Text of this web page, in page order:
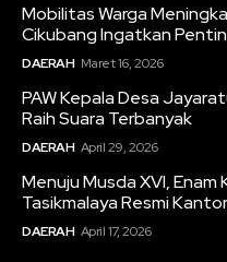
Mobilitas Warga
Cikubang Ingatkan
DAERAH Maret 16, 2026
PAW Kepala Desa
Raih Suara Terbanyak
DAERAH April 29, 2026
Menuju Musda XVI,
Tasikmalaya Resmi
DAERAH April 17, 2026